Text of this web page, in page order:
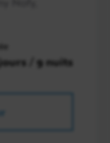
/ 9 nuits